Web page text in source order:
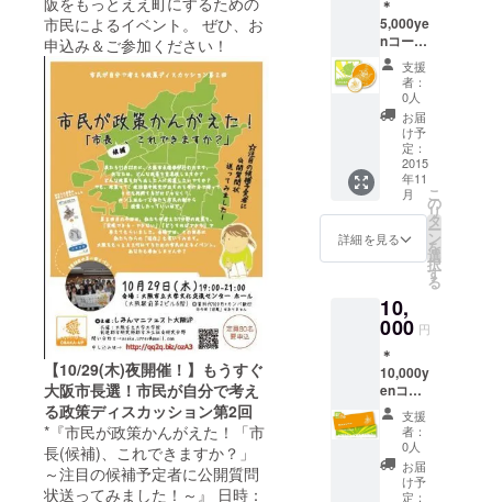
市民によるイベント。 ぜひ、お
申込み＆ご参加ください！
【10/29(木)夜開催！】もうすぐ
大阪市長選！市民が自分で考え
る政策ディスカッション第2回
*『市民が政策かんがえた！「市
長(候補)、これできますか？」
～注目の候補予定者に公開質問
状送ってみました！～』 日時：
員証
＊
5,000ye
nコース
大阪も
あなた
の運気
も上が
る！ 大
Upper
&おみこ
しバッ
ジ＋お
おきに
カード
+名誉大
パー会
員証
支援
者：
0人
お届
け予
定：
2015
年11
月
詳細を見る
こ
の
リ
タ
ー
ン
を
選
択
す
る
10,
000 円
＊
10,000y
enコー
ス 大阪
もあな
たの運
気も上
がる！
大阪
支援
者：
0人
お届
け予
定：